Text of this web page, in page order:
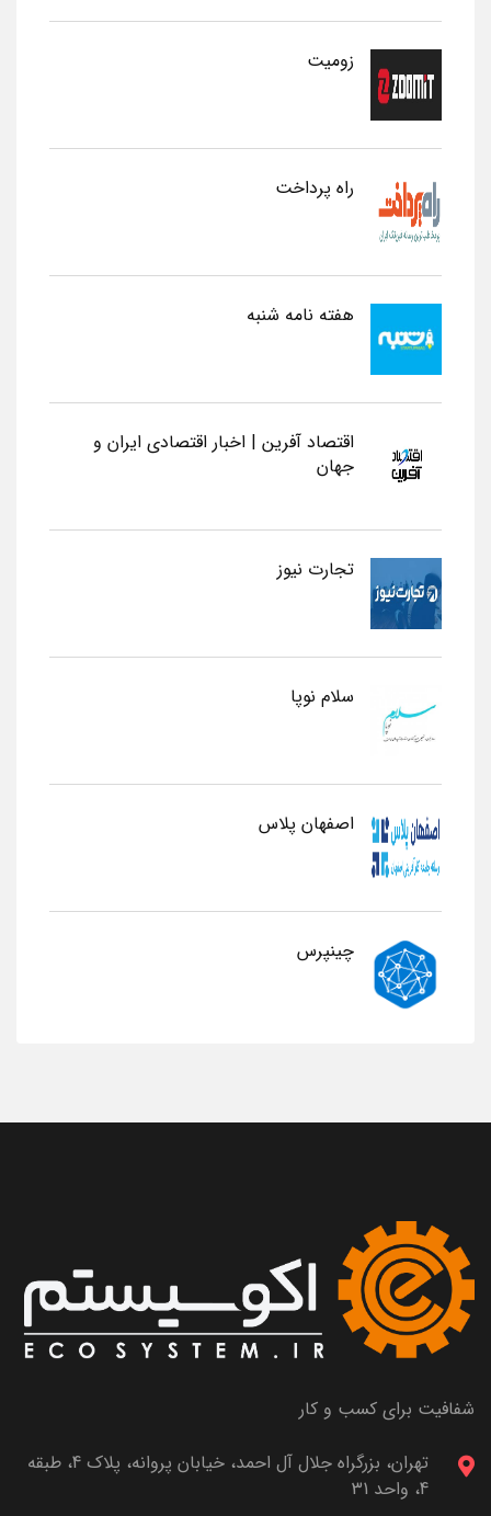
زومیت
راه پرداخت
هفته نامه شنبه
اقتصاد آفرین | اخبار اقتصادی ایران و
جهان
تجارت نیوز
سلام نوپا
اصفهان پلاس
چینپرس
شفافیت برای کسب و کار
تهران، بزرگراه جلال آل احمد، خیابان پروانه، پلاک 4، طبقه
4، واحد 31